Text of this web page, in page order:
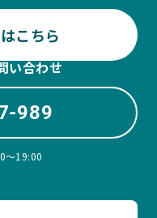
こちら
い合わせ
989
〜19:00